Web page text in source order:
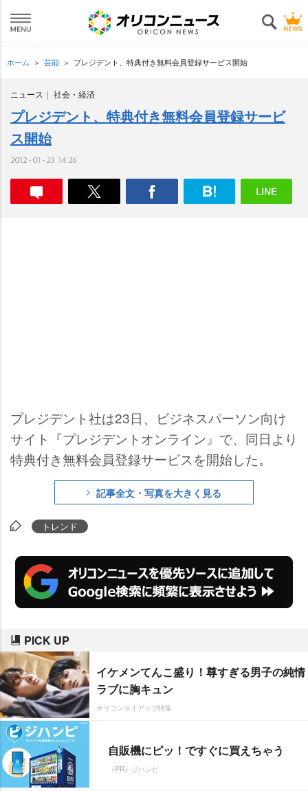
ホーム 芸能 プレジデント、特典付き無料会員登録サービス開始
ニュース 社会・経済
プレジデント、特典付き無料会員登録サービ
ス開始
2012-01-23 14:26
プレジデント社は23日、ビジネスパーソン向け
サイト『プレジデントオンライン』で、同日より
特典付き無料会員登録サービスを開始した。
記事全文・写真を大きく見る
トレンド
PICK UP
イケメンてんこ盛り！尊すぎる男子の純情
ラブに胸キュン
オリコンタイアップ特集
自販機にピッ！ですぐに買えちゃう
（PR）ジハンピ